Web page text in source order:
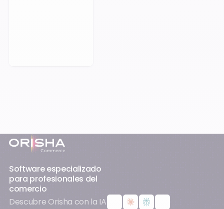
Pie de página
Software especializado
para profesionales del
comercio
Descubre Orisha con la IA